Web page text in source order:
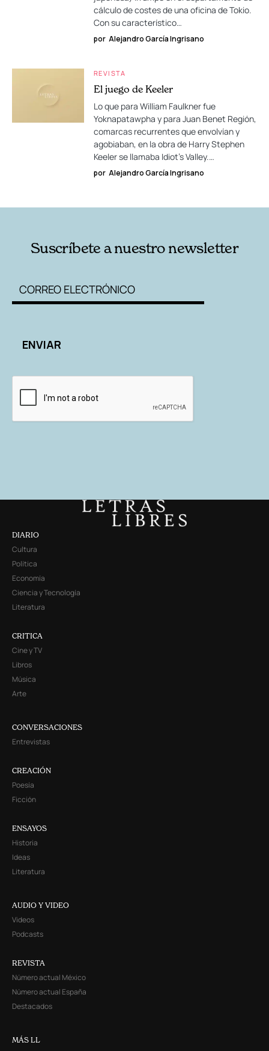
cálculo de costes de una oficina de Tokio.
Con su característico…
por Alejandro García Ingrisano
REVISTA
El juego de Keeler
Lo que para William Faulkner fue
Yoknapatawpha y para Juan Benet Región,
comarcas recurrentes que envolvían y
agobiaban, en la obra de Harry Stephen
Keeler se llamaba Idiot’s Valley.…
por Alejandro García Ingrisano
Suscríbete a nuestro newsletter
DIARIO
Cultura
Política
Economía
Ciencia y Tecnología
Literatura
CRITICA
Cine y TV
Libros
Música
Arte
CONVERSACIONES
Entrevistas
CREACIÓN
Poesía
Ficción
ENSAYOS
Historia
Ideas
Literatura
AUDIO Y VIDEO
Videos
Podcasts
REVISTA
Número actual México
Número actual España
Destacados
MÁS LL